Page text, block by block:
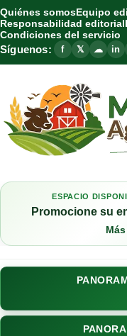
Quiénes somosEquipo
Responsabilidad editorial
Condiciones del servicio
Síguenos: f 𝕏 ☁ in
ESPACIO
Promocione su